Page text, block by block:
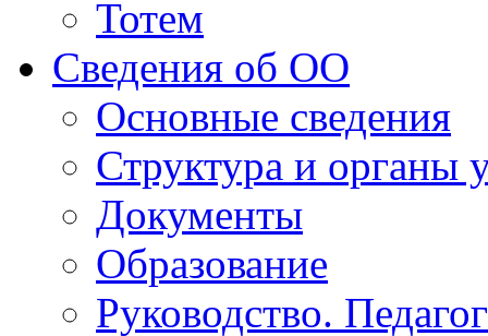
Тотем
Сведения об ОО
Основные сведения
Структура и органы
Документы
Образование
Руководство.